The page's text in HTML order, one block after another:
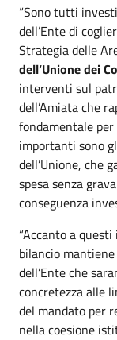
“Sono tutti
dell’Ente di
Strategia delle
dell’Unione dei
interventi sul
dell’Amiata che
fondamentale
importanti sono
dell’Unione, che
spesa senza
conseguenza
“Accanto a
bilancio
dell’Ente che
concretezza alle
del mandato per
nella coesione